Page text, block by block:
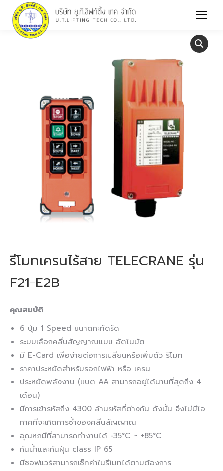
รีโมทเครนไร้สาย TELECRANE รุ่น
F21-E2B
คุณสมบัติ
6 ปุ่ม 1 Speed ขนาดกะทัดรัด
ระบบเลือกคลื่นสัญญาณแบบ อัตโนมัต
มี E-Card เพื่อง่ายต่อการเปลี่ยนหรือเพิ่มตัว รีโมท
ราคาประหยัดสำหรับรอกไฟฟ้า หรือ เครน
ประหยัดพลังงาน (แบต AA สามารถอยู่ได้นานที่สุดถึง 4
เดือน)
มีการเข้ารหัสถึง 4300 ล้านรหัสที่ต่างกัน ดังนั้น จึงไม่มีโอ
กาศที่จะเกิดการซ้ำของคลื่นสัญญาณ
อุณหภมืที่สามารถทำงานได้ -35°C ~ +85°C
กันน้ำและกันฝุ่น class IP 65
มีซอฟแวร์สามารถเซ็ทค่าในรีโมทได้ตามต้องการ